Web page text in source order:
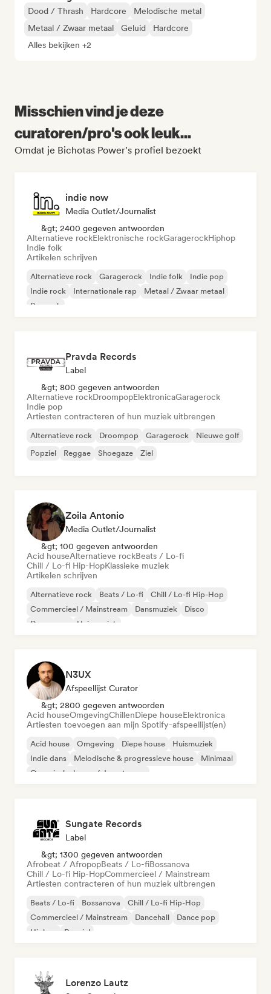
Dood / Thrash Hardcore
Melodische metal
Metaal / Zwaar metaal
Geluid
Hardcore
Alles bekijken +2
Misschien vind je deze
curatoren/pro's ook leuk...
Omdat je Bichotas Power's profiel bezoekt
indie now
Media Outlet/Journalist
&gt; 2400 gegeven antwoorden
Alternatieve rockElektronische rockGaragerockHiphop
Indie folk
Artikelen schrijven
Alternatieve rock Garagerock Indie folk
Indie pop
Indie rock
Internationale rap
Metaal / Zwaar metaal
Poprock
Pravda Records
Label
&gt; 800 gegeven antwoorden
Alternatieve rockDroompopElektronicaGaragerock
Indie pop
Artiesten contracteren of hun muziek uitbrengen
Alternatieve rock Droompop Garagerock
Nieuwe golf
Popziel
Reggae Shoegaze Ziel
Zoila Antonio
Media Outlet/Journalist
&gt; 100 gegeven antwoorden
Acid houseAlternatieve rockBeats / Lo-fi
Chill / Lo-fi Hip-HopKlassieke muziek
Artikelen schrijven
Alternatieve rock Beats / Lo-fi
Chill / Lo-fi Hip-Hop
Commercieel / Mainstream
Dansmuziek
Disco
Droompop
Huismuziek
N3UX
Afspeellijst Curator
&gt; 2800 gegeven antwoorden
Acid houseOmgevingChillenDiepe houseElektronica
Artiesten toevoegen aan mijn Spotify-afspeellijst(en)
Acid house Omgeving Diepe house
Huismuziek
Indie dans
Melodische & progressieve house
Minimaal
Organische house / downtempo
Sungate Records
Label
&gt; 1300 gegeven antwoorden
Afrobeat / AfropopBeats / Lo-fiBossanova
Chill / Lo-fi Hip-HopCommercieel / Mainstream
Artiesten contracteren of hun muziek uitbrengen
Beats / Lo-fi Bossanova
Chill / Lo-fi Hip-Hop
Commercieel / Mainstream
Dancehall
Dance pop
Hiphop
Popziel
Lorenzo Lautz